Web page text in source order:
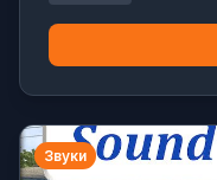
Звуки